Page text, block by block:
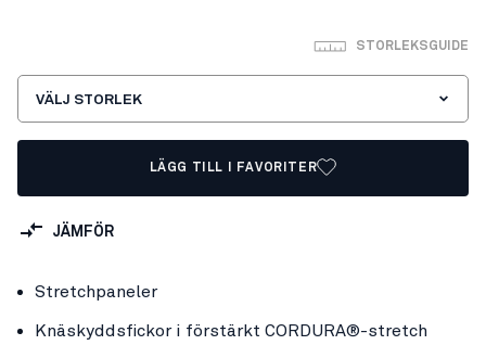
STORLEKSGUIDE
VÄLJ STORLEK
LÄGG TILL I FAVORITER
JÄMFÖR
Stretchpaneler
Knäskyddsfickor i förstärkt CORDURA®-stretch